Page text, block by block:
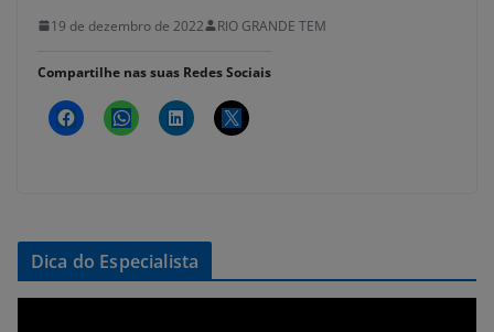
19 de dezembro de 2022 RIO GRANDE TEM
Compartilhe nas suas Redes Sociais
Dica do Especialista